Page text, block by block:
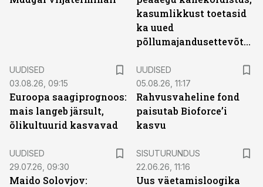
kasumlikkust toetasid
ka uued
põllumajandusettevõtted
UUDISED
03.08.26, 09:15
Euroopa saagiprognoos:
mais langeb järsult,
õlikultuurid kasvavad
UUDISED
05.08.26, 11:17
Rahvusvaheline fond
paisutab Bioforce’i
kasvu
UUDISED
29.07.26, 09:30
Maido Solovjov:
SISUTURUNDUS
22.06.26, 11:16
Uus väetamisloogika